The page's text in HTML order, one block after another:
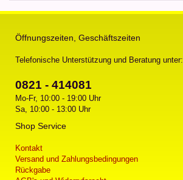
Öffnungszeiten, Geschäftszeiten
Telefonische Unterstützung und Beratung unter:
0821 - 414081
Mo-Fr, 10:00 - 19:00 Uhr
Sa, 10:00 - 13:00 Uhr
Shop Service
Kontakt
Versand und Zahlungsbedingungen
Rückgabe